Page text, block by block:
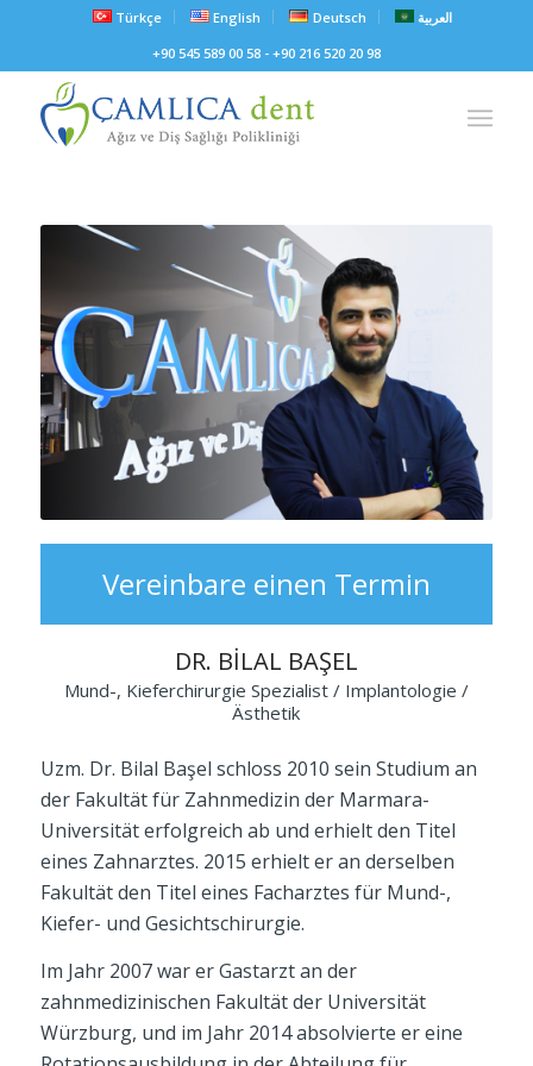
Türkçe English Deutsch
العربية
+90 545 589 00 58 - +90 216 520 20 98
Vereinbare einen Termin
DR. BİLAL BAŞEL
Mund-, Kieferchirurgie Spezialist / Implantologie /
Ästhetik
Uzm. Dr. Bilal Başel schloss 2010 sein Studium an
der Fakultät für Zahnmedizin der Marmara-
Universität erfolgreich ab und erhielt den Titel
eines Zahnarztes. 2015 erhielt er an derselben
Fakultät den Titel eines Facharztes für Mund-,
Kiefer- und Gesichtschirurgie.
Im Jahr 2007 war er Gastarzt an der
zahnmedizinischen Fakultät der Universität
Würzburg, und im Jahr 2014 absolvierte er eine